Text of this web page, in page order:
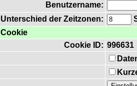
Benutzername:
Unterschied der Zeitzonen:
Cookie
Cookie ID: 996631